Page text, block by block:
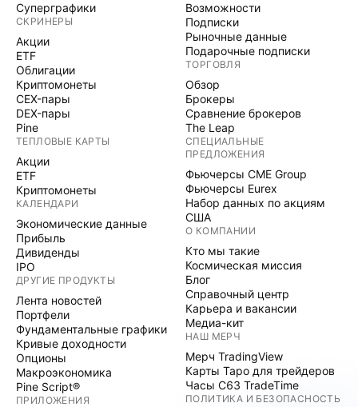
Суперграфики
СКРИНЕРЫ
Акции
ETF
Облигации
Криптомонеты
CEX-пары
DEX-пары
Pine
ТЕПЛОВЫЕ КАРТЫ
Акции
ETF
Криптомонеты
КАЛЕНДАРИ
Экономические данные
Прибыль
Дивиденды
IPO
ДРУГИЕ ПРОДУКТЫ
Лента новостей
Портфели
Фундаментальные графики
Кривые доходности
Опционы
Макроэкономика
Pine Script®
ПРИЛОЖЕНИЯ
Возможности
Подписки
Рыночные данные
Подарочные подписки
ТОРГОВЛЯ
Обзор
Брокеры
Сравнение брокеров
The Leap
СПЕЦИАЛЬНЫЕ
ПРЕДЛОЖЕНИЯ
Фьючерсы CME Group
Фьючерсы Eurex
Набор данных по акциям
США
О КОМПАНИИ
Кто мы такие
Космическая миссия
Блог
Справочный центр
Карьера и вакансии
Медиа-кит
НАШ МЕРЧ
Мерч TradingView
Карты Таро для трейдеров
Часы C63 TradeTime
ПОЛИТИКА И БЕЗОПАСНОСТЬ